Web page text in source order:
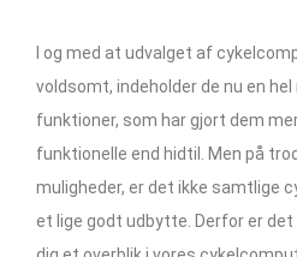
I og med at udvalget af
voldsomt, indeholder de nu en
funktioner, som har gjort dem
funktionelle end hidtil. Men på
muligheder, er det ikke samtlige
et lige godt udbytte. Derfor er